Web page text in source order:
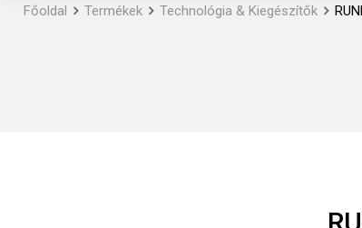
Főoldal Termékek Technológia & Kiegészítők